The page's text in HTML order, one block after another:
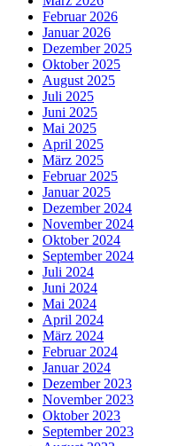
Februar 2026
Januar 2026
Dezember 2025
Oktober 2025
August 2025
Juli 2025
Juni 2025
Mai 2025
April 2025
März 2025
Februar 2025
Januar 2025
Dezember 2024
November 2024
Oktober 2024
September 2024
Juli 2024
Juni 2024
Mai 2024
April 2024
März 2024
Februar 2024
Januar 2024
Dezember 2023
November 2023
Oktober 2023
September 2023